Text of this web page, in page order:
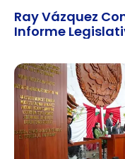
Ray Vázquez
Informe